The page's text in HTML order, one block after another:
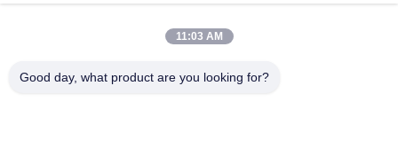
11:03 AM
Good day, what product are you looking for?